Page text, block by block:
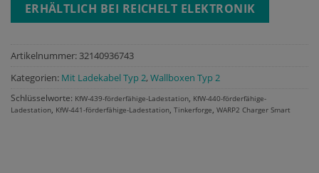
ERHÄLTLICH BEI REICHELT ELEKTRONIK
Artikelnummer: 32140936743
Kategorien: Mit Ladekabel Typ 2, Wallboxen Typ 2
Schlüsselworte: KfW-439-förderfähige-Ladestation, KfW-440-förderfähige-
Ladestation, KfW-441-förderfähige-Ladestation, Tinkerforge, WARP2 Charger Smart